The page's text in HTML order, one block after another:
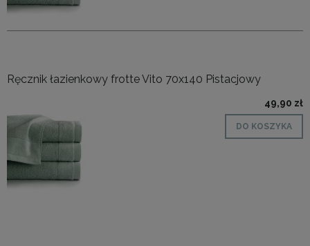
Ręcznik łazienkowy frotte Vito 70x140 Pistacjowy
49,90 zł
DO KOSZYKA